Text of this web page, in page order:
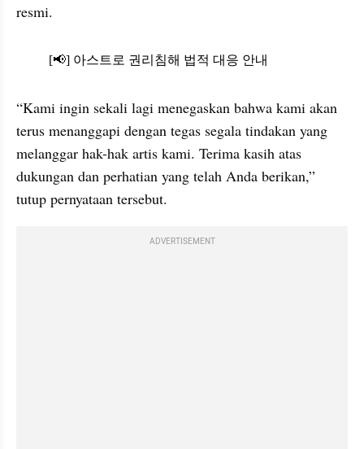
resmi.
X post embed
“Kami ingin sekali lagi menegaskan bahwa kami akan
terus menanggapi dengan tegas segala tindakan yang
melanggar hak-hak artis kami. Terima kasih atas
dukungan dan perhatian yang telah Anda berikan,”
tutup pernyataan tersebut.
ADVERTISEMENT